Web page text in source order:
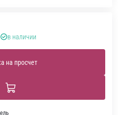
в наличии
на просчет